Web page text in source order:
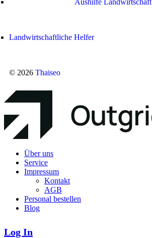
Aushilfe Landwirtschaft
© 2026 Thaiseo
Landwirtschaftliche Helfer
Über uns
Service
Impressum
Kontakt
AGB
Personal bestellen
Blog
Log In